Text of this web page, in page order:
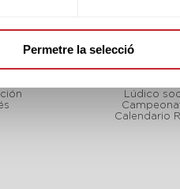
Permetre la selecció
Lúdico
Calendario